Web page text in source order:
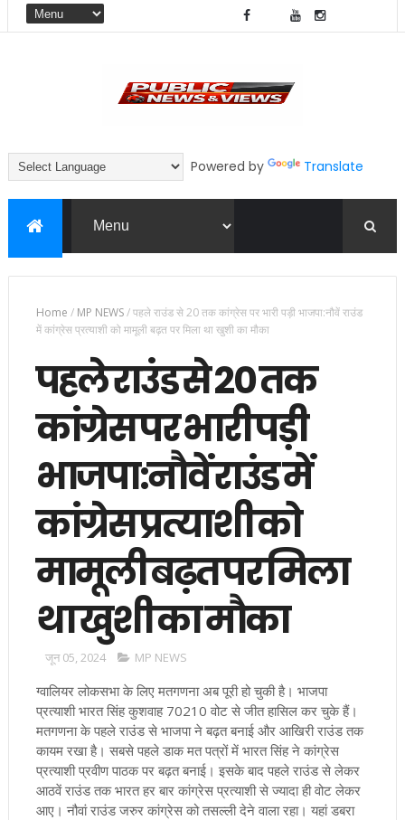
Powered by Translate
Home / MP NEWS/पहले राउंड से 20 तक कांग्रेस पर भारी पड़ी भाजपा:नौवें राउंड
में कांग्रेस प्रत्याशी को मामूली बढ़त पर मिला था खुशी का मौका
पहले राउंड से 20 तक
कांग्रेस पर भारी पड़ी
भाजपा:नौवें राउंड में
कांग्रेस प्रत्याशी को
मामूली बढ़त पर मिला
था खुशी का मौका
जून 05, 2024 MP NEWS
ग्वालियर लोकसभा के लिए मतगणना अब पूरी हो चुकी है। भाजपा
प्रत्याशी भारत सिंह कुशवाह 70210 वोट से जीत हासिल कर चुके हैं।
मतगणना के पहले राउंड से भाजपा ने बढ़त बनाई और आखिरी राउंड तक
कायम रखा है। सबसे पहले डाक मत पत्रों में भारत सिंह ने कांग्रेस
प्रत्याशी प्रवीण पाठक पर बढ़त बनाई। इसके बाद पहले राउंड से लेकर
आठवें राउंड तक भारत हर बार कांग्रेस प्रत्याशी से ज्यादा ही वोट लेकर
आए। नौवां राउंड जरुर कांग्रेस को तसल्ली देने वाला रहा। यहां डबरा